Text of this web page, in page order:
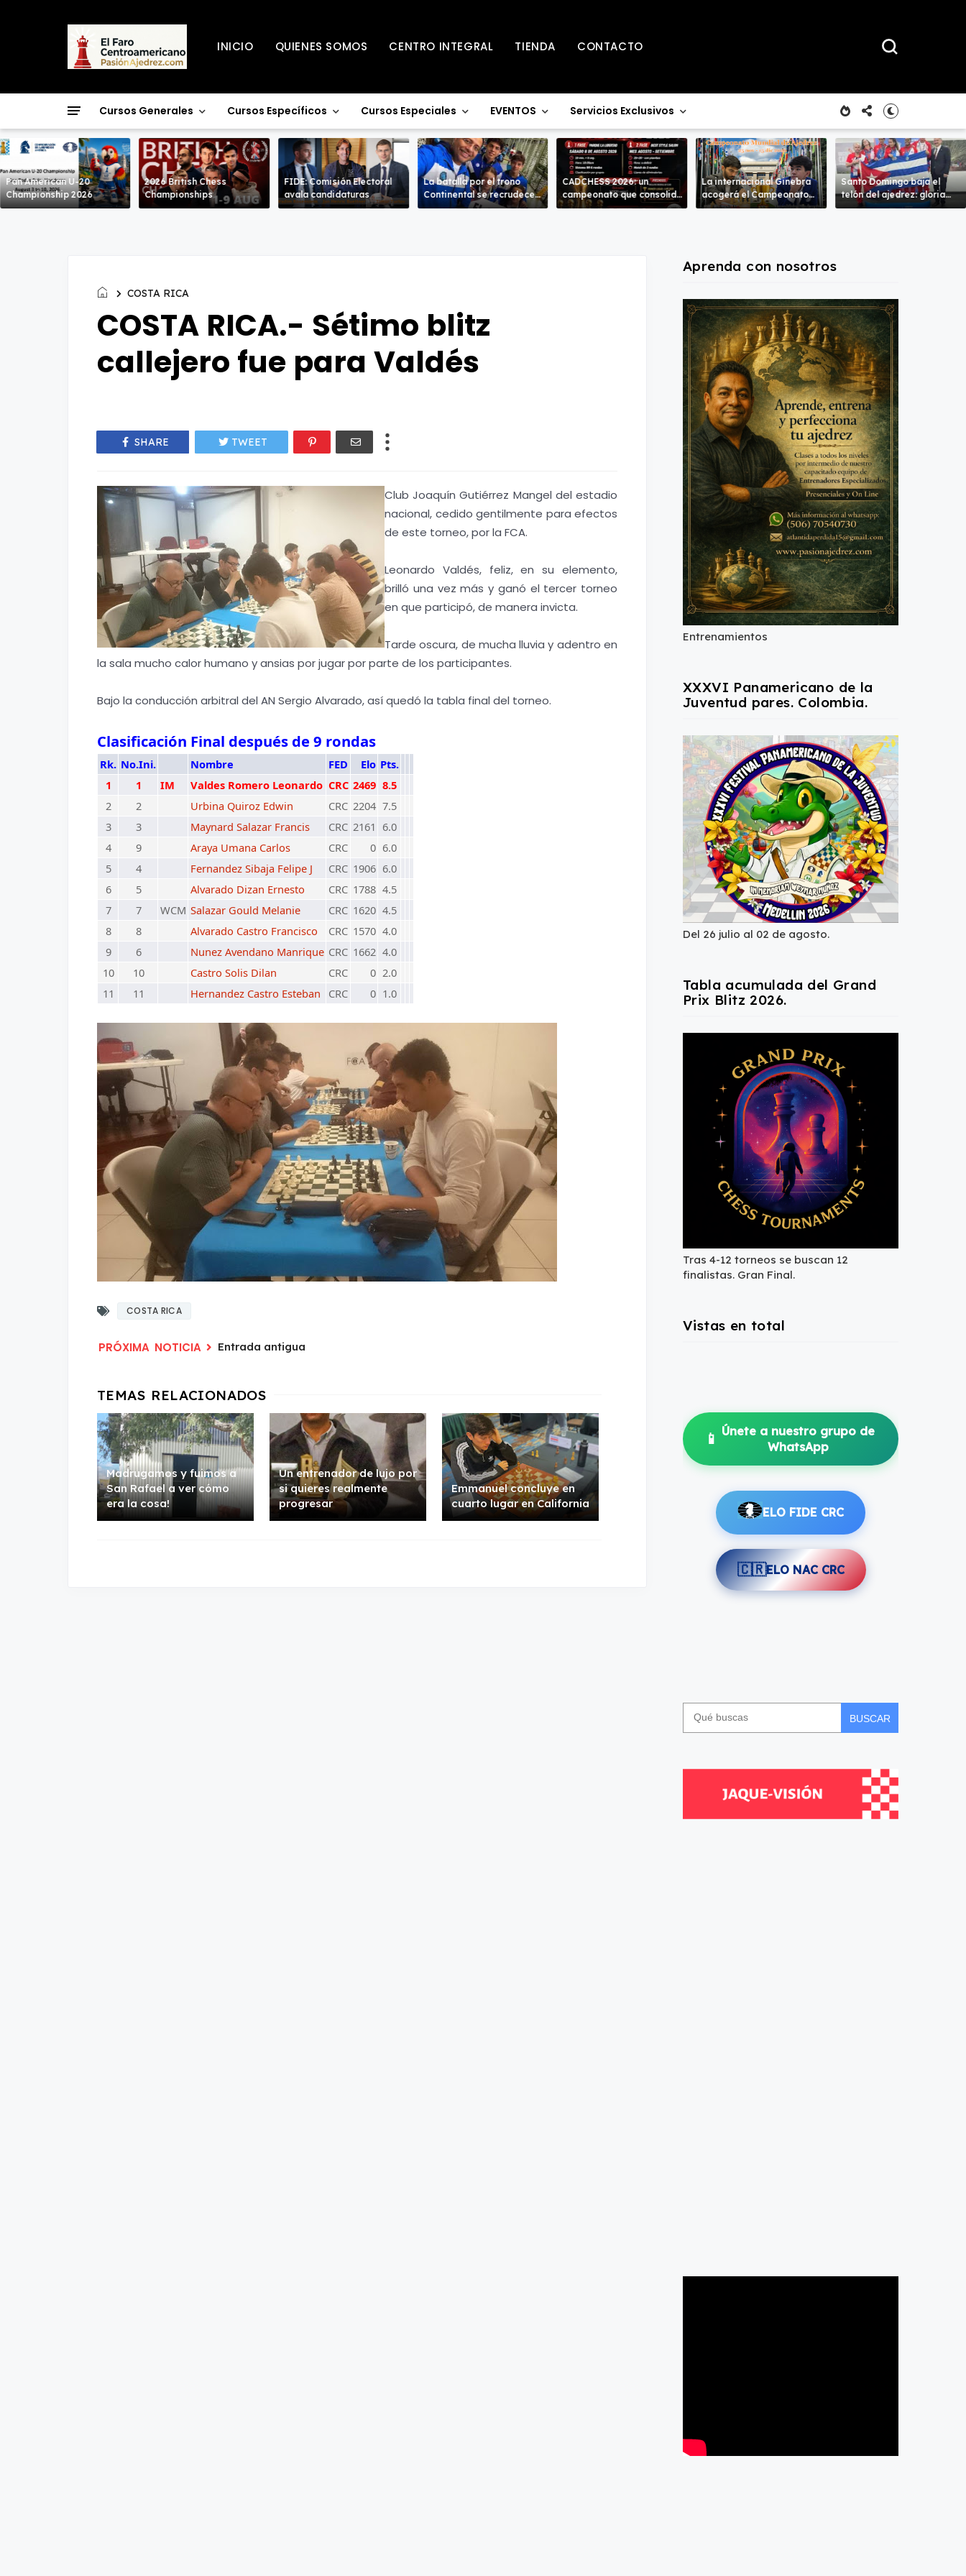
INICIO QUIENES SOMOS CENTRO INTEGRAL TIENDA CONTACTO
Cursos Generales Cursos Específicos Cursos Especiales EVENTOS Servicios Exclusivos
Pan American U-20
Championship 2026
2026 British Chess
Championships
FIDE: Comisión Electoral
avala candidaturas
La batalla por el trono
Continental se recrudece
en la Sub-18 en ambas
CADCHESS 2026: un
campeonato que consolida
una nueva tradición en el
La internacional Ginebra
acogerá el Campeonato
del Mundo
Santo Domingo baja el
telón del ajedrez: gloria
para unos, profundas
COSTA RICA
COSTA RICA.- Sétimo blitz
callejero fue para Valdés
SHARE TWEET
Club Joaquín Gutiérrez Mangel del estadio
nacional, cedido gentilmente para efectos
de este torneo, por la FCA.
Leonardo Valdés, feliz, en su elemento,
brilló una vez más y ganó el tercer torneo
en que participó, de manera invicta.
Tarde oscura, de mucha lluvia y adentro en
la sala mucho calor humano y ansias por jugar por parte de los participantes.
Bajo la conducción arbitral del AN Sergio Alvarado, así quedó la tabla final del torneo.
Clasificación Final después de 9 rondas
Rk. No.Ini. Nombre FED Elo Pts.
1
1 IM Valdes Romero Leonardo CRC 2469 8.5
2
2 Urbina Quiroz Edwin CRC 2204 7.5
3
3 Maynard Salazar Francis CRC 2161 6.0
4
9 Araya Umana Carlos CRC 0 6.0
5
4 Fernandez Sibaja Felipe J CRC 1906 6.0
6
5 Alvarado Dizan Ernesto CRC 1788 4.5
7
7 WCM Salazar Gould Melanie CRC 1620 4.5
8
8 Alvarado Castro Francisco CRC 1570 4.0
9
6 Nunez Avendano Manrique CRC 1662 4.0
10
10 Castro Solis Dilan CRC 0 2.0
11
11 Hernandez Castro Esteban CRC 0 1.0
COSTA RICA
Entrada antigua
Madrugamos y fuimos a
San Rafael a ver cómo
era la cosa!
Un entrenador de lujo por
si quieres realmente
progresar
Emmanuel concluye en
cuarto lugar en California
Aprenda con nosotros
Entrenamientos
XXXVI Panamericano de la
Juventud pares. Colombia.
Del 26 julio al 02 de agosto.
Tabla acumulada del Grand
Prix Blitz 2026.
Tras 4-12 torneos se buscan 12
finalistas. Gran Final.
Vistas en total
📱 Únete a nuestro grupo de
WhatsApp
ELO FIDE CRC
🇨🇷ELO NAC CRC
BUSCAR